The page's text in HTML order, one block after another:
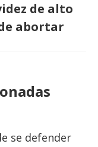
de alto
abortar
se defender